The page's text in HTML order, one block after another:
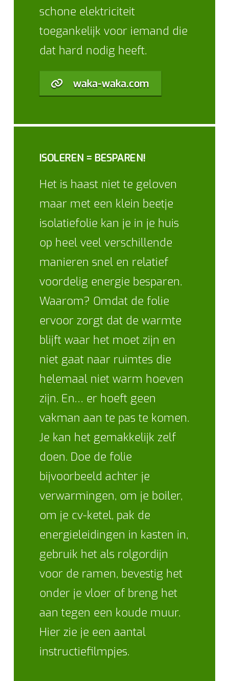
schone elektriciteit
toegankelijk voor iemand die
dat hard nodig heeft.
waka-waka.com
ISOLEREN = BESPAREN!
Het is haast niet te geloven
maar met een klein beetje
isolatiefolie kan je in je huis
op heel veel verschillende
manieren snel en relatief
voordelig energie besparen.
Waarom? Omdat de folie
ervoor zorgt dat de warmte
blijft waar het moet zijn en
niet gaat naar ruimtes die
helemaal niet warm hoeven
zijn. En… er hoeft geen
vakman aan te pas te komen.
Je kan het gemakkelijk zelf
doen. Doe de folie
bijvoorbeeld achter je
verwarmingen, om je boiler,
om je cv-ketel, pak de
energieleidingen in kasten in,
gebruik het als rolgordijn
voor de ramen, bevestig het
onder je vloer of breng het
aan tegen een koude muur.
Hier zie je een aantal
instructiefilmpjes.